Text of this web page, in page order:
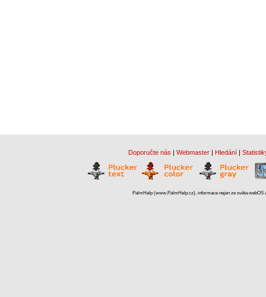
Doporučte nás | Webmaster | Hledání |
PalmHelp (www.PalmHelp.cz), informace nejen ze světa